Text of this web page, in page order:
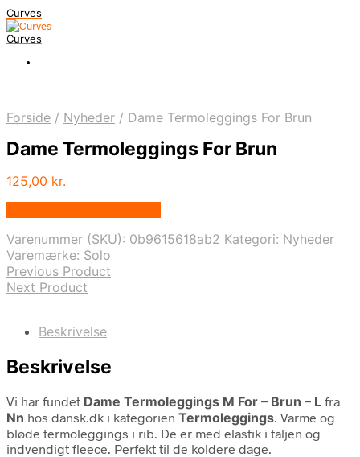
Curves
Curves
Forside / Nyheder / Dame Termoleggings For Brun
Dame Termoleggings For Brun
125,00 kr.
Varenummer (SKU): 0b9615618ab2 Kategori: Nyheder
Varemærke: Solo
Previous Product
Next Product
Beskrivelse
Beskrivelse
Vi har fundet Dame Termoleggings M For – Brun – L fra
Nn hos dansk.dk i kategorien Termoleggings. Varme og
bløde termoleggings i rib. De er med elastik i taljen og
indvendigt fleece. Perfekt til de koldere dage.